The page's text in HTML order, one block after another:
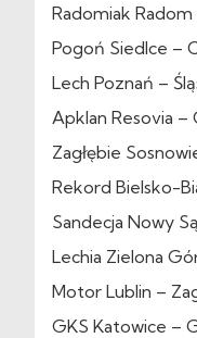
Radomiak
Pogoń Siedlce –
Lech Poznań –
Apklan Resovia –
Zagłębie
Rekord Bielsko-
Sandecja Nowy
Lechia Zielona
Motor Lublin –
GKS Katowice –